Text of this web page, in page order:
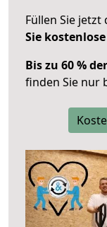
Füllen Sie
Sie
Bis zu 60 %
finden Sie nur